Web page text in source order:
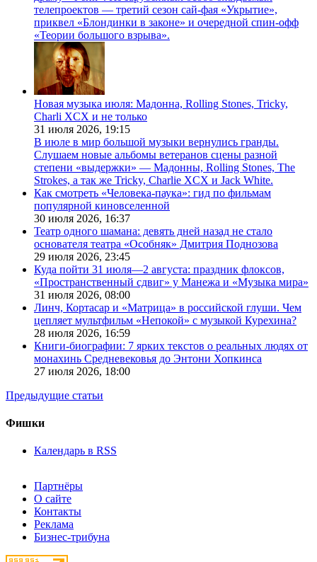
телепроектов — третий сезон сай-фая «Укрытие»,
приквел «Блондинки в законе» и очередной спин-офф
«Теории большого взрыва».
Новая музыка июля: Мадонна, Rolling Stones, Tricky,
Charli XCX и не только
31 июля 2026, 19:15
В июле в мир большой музыки вернулись гранды.
Слушаем новые альбомы ветеранов сцены разной
степени «выдержки» — Мадонны, Rolling Stones, The
Strokes, а так же Tricky, Charlie XCX и Jack White.
Как смотреть «Человека-паука»: гид по фильмам
популярной киновселенной
30 июля 2026, 16:37
Театр одного шамана: девять дней назад не стало
основателя театра «Особняк» Дмитрия Поднозова
29 июля 2026, 23:45
Куда пойти 31 июля—2 августа: праздник флоксов,
«Пространственный сдвиг» у Манежа и «Музыка мира»
31 июля 2026, 08:00
Линч, Кортасар и «Матрица» в российской глуши. Чем
цепляет мультфильм «Непокой» с музыкой Курехина?
28 июля 2026, 16:59
Книги-биографии: 7 ярких текстов о реальных людях от
монахинь Средневековья до Энтони Хопкинса
27 июля 2026, 18:00
Предыдущие статьи
Фишки
Календарь в RSS
Партнёры
О сайте
Контакты
Реклама
Бизнес-трибуна